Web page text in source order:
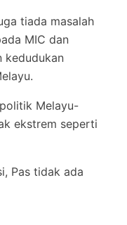
tiada masalah
MIC dan
kedudukan
Melayu-
ekstrem seperti
Pas tidak ada